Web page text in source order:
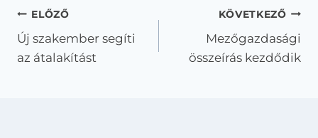
Bejegyzés
navigáció
ELŐZŐ
Új szakember segíti
az átalakítást
KÖVETKEZŐ
Mezőgazdasági
összeírás kezdődik